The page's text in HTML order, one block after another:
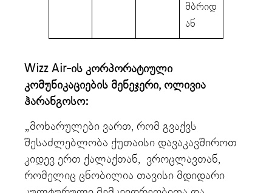
მბრიდ
ან
Wizz Air-ის კორპორატიული
კომუნიკაციების მენეჯერი, ოლივია
ჰარანგოსო:
„მოხარულები ვართ, რომ გვაქვს
შესაძლებლობა ქუთაისი დავაკავშიროთ
კიდევ ერთ ქალაქთან, ვროცლავთან,
რომელიც ცნობილია თავისი მდიდარი